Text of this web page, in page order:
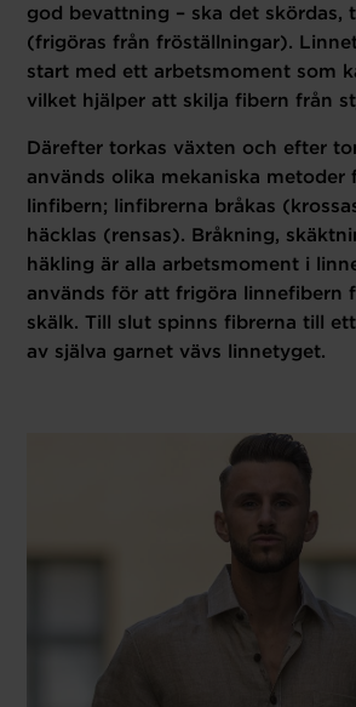
god bevattning – ska det skördas,
(frigöras från fröställningar).
start med ett arbetsmoment som
vilket hjälper att skilja fibern från
Därefter torkas växten och efter
används olika mekaniska metoder
linfibern; linfibrerna bråkas
häcklas (rensas). Bråkning,
häkling är alla arbetsmoment i
används för att frigöra linnefibern
skälk. Till slut spinns fibrerna till
av själva garnet vävs linnetyget.